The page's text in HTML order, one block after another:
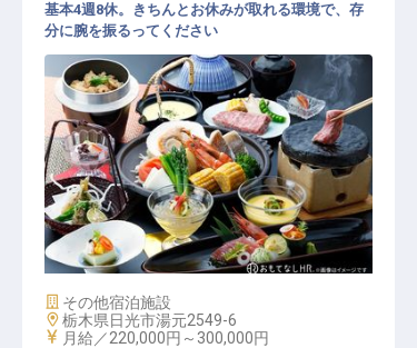
和食調理【正社員】
基本4週8休。きちんとお休みが取れる環境で、存
分に腕を振るってください
施設業態
その他宿泊施設
勤務地
栃木県日光市湯元2549-6
給与
月給／220,000円～ 300,000円